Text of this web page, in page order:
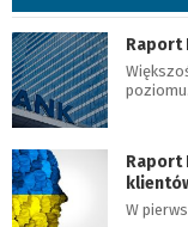
Raport
Raport
W